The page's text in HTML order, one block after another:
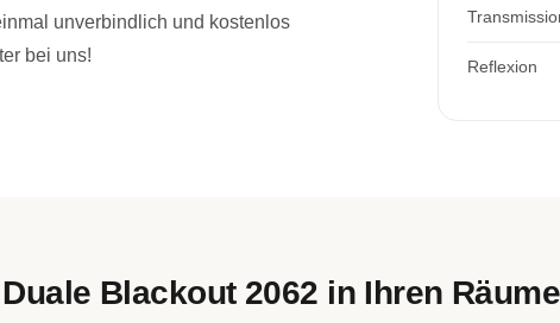
unverbindlich und kostenlos
bei uns!
Reflexion
Duale Blackout 2062 in Ihren